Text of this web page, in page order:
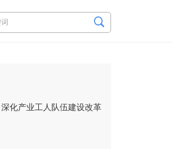
深化产业工人队伍建设改革